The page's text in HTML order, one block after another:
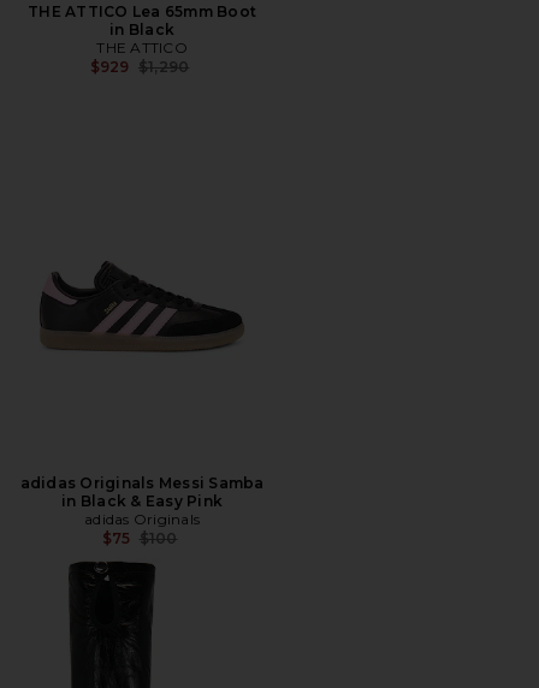
THE ATTICO Lea 65mm Boot
in Black
THE ATTICO
$929 전 가격:
$1,290
adidas Originals Messi Samba
in Black & Easy Pink
adidas Originals
$75 전 가격:
$100